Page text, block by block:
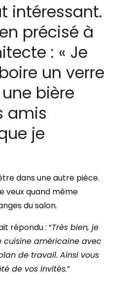
intéressant.
précisé à
: « Je
un verre
bière
amis
je
dans une autre pièce.
veux quand même
du salon.
répondu : “Très bien, je
cuisine américaine avec
de travail. Ainsi vous
de vos invités.”